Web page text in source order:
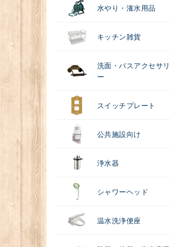
水やり・潅水用品
キッチン雑貨
洗面・バスアクセサリ
ー
スイッチプレート
公共施設向け
浄水器
シャワーヘッド
温水洗浄便座